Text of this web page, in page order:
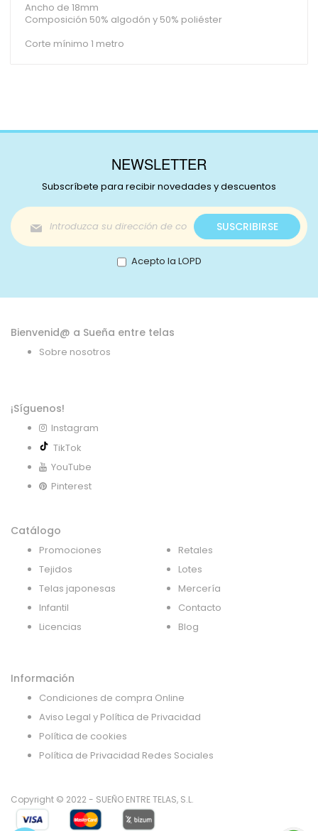
Ancho de 18mm
Composición 50% algodón y 50% poliéster
Corte mínimo 1 metro
NEWSLETTER
Subscríbete para recibir novedades y descuentos
Inscríbase
a
nuestro
boletín
de
SUSCRIBIRSE
Acepto la LOPD
Bienvenid@ a Sueña entre telas
Sobre nosotros
¡Síguenos!
Instagram
TikTok
YouTube
Pinterest
Catálogo
Promociones
Tejidos
Telas japonesas
Infantil
Licencias
Retales
Lotes
Mercería
Contacto
Blog
Información
Condiciones de compra Online
Aviso Legal y Política de Privacidad
Política de cookies
Política de Privacidad Redes Sociales
Copyright © 2022 - SUEÑO ENTRE TELAS, S.L.